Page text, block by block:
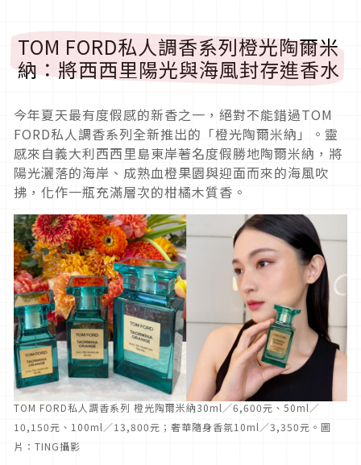
TOM FORD私人調香系列橙光陶爾米
納：將西西里陽光與海風封存進香水
今年夏天最有度假感的新香之一，絕對不能錯過TOM
FORD私人調香系列全新推出的「橙光陶爾米納」。靈
感來自義大利西西里島東岸著名度假勝地陶爾米納，將
陽光灑落的海岸、成熟血橙果園與迎面而來的海風吹
拂，化作一瓶充滿層次的柑橘木質香。
TOM FORD私人調香系列 橙光陶爾米納30ml／6,600元、50ml／
10,150元、100ml／13,800元；奢華隨身香氛10ml／3,350元。圖
片：TING攝影